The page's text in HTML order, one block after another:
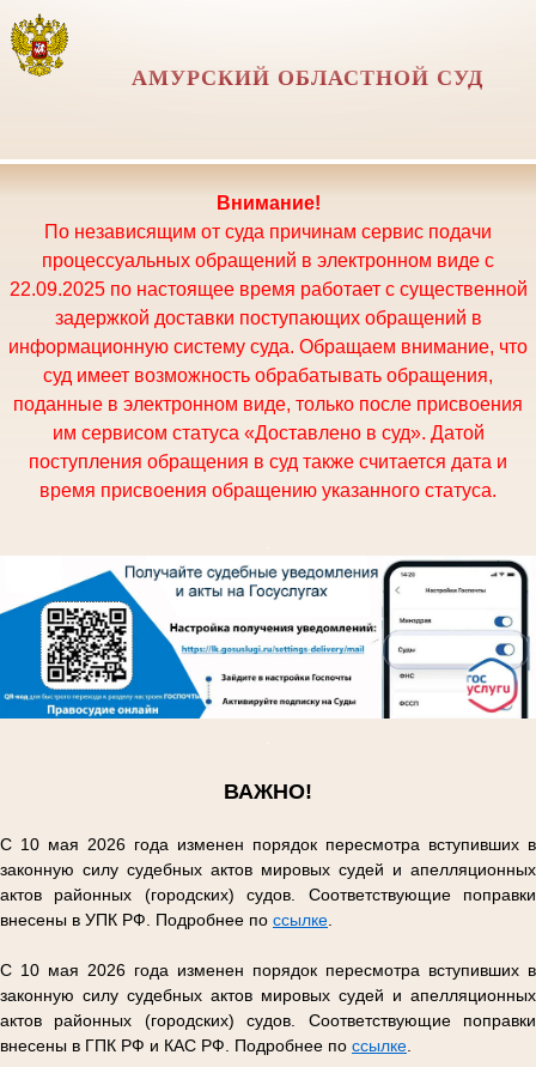
АМУРСКИЙ ОБЛАСТНОЙ СУД
Внимание!
По независящим от суда причинам сервис подачи
процессуальных обращений в электронном виде с
22.09.2025 по настоящее время работает с существенной
задержкой доставки поступающих обращений в
информационную систему суда. Обращаем внимание, что
суд имеет возможность обрабатывать обращения,
поданные в электронном виде, только после присвоения
им сервисом статуса «Доставлено в суд». Датой
поступления обращения в суд также считается дата и
время присвоения обращению указанного статуса.
ВАЖНО!
С 10 мая 2026 года изменен порядок пересмотра вступивших в
законную силу судебных актов мировых судей и апелляционных
актов районных (городских) судов. Соответствующие поправки
внесены в УПК РФ. Подробнее по ссылке
С 10 мая 2026 года изменен порядок пересмотра вступивших в
законную силу судебных актов мировых судей и апелляционных
актов районных (городских) судов. Соответствующие поправки
внесены в ГПК РФ и КАС РФ. Подробнее по ссылке